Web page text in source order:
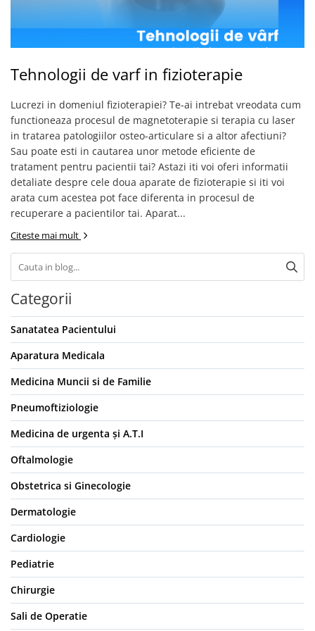
Echipamente medicale pentru ORL
Echipamente medicale pentru
Medicina Muncii
Echipamente medicale pentru
Pneumoftiziologie
Echipamente Medicale pentru Sali
de Operatie
Echipament medical pentru
Medicina de Familie
Echipament medical pentru
Sterilizare
Echipament medical pentru
Pediatrie
Balon resuscitare
Biomicroscoape
Butelii oxigen medical
Cantare
Colposcoape
Combine oftalmologice
Concentratoare de oxigen
Defibrilatoare
Dermatoscoape
Dopplere fetale
Dopplere vasculare
Echipamente de urgenta
Ecografe
Electrocardiografe
Electrocautere
Unit ORL
Electroencefalografe
Endoscoape
Exoftalmometre
Foroptere
Freze AlgerBrush II
Fundus Camera
Glucometre
Holtere
Incubatoare
Scarite medicale
Scaune consultatii
Stative perfuzii
Suporti canapele
Targi
Hartie pentru electrocardiografe
Hartie spirometre/audiometre
Indicatori de sterilizare
Lame de bisturiu
Manusi examinare
Masti medicale
Microperfuzoare
Piese spirometre
Pungi sterilizare
Role pungi sterilizare
Spatule lemn
Speculi vaginali
Trusa mica chirurgie
Truse perfuzie
Tehnologii de varf in fizioterapie
Lucrezi in domeniul fizioterapiei? Te-ai intrebat vreodata cum
functioneaza procesul de magnetoterapie si terapia cu laser
in tratarea patologiilor osteo-articulare si a altor afectiuni?
Sau poate esti in cautarea unor metode eficiente de
tratament pentru pacientii tai? Astazi iti voi oferi informatii
detaliate despre cele doua aparate de fizioterapie si iti voi
arata cum acestea pot face diferenta in procesul de
recuperare a pacientilor tai. Aparat...
Citeste mai mult
Categorii
Sanatatea Pacientului
Aparatura Medicala
Medicina Muncii si de Familie
Pneumoftiziologie
Medicina de urgenta și A.T.I
Oftalmologie
Obstetrica si Ginecologie
Dermatologie
Cardiologie
Pediatrie
Chirurgie
Sali de Operatie